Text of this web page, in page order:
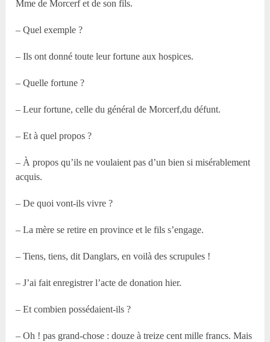
Mme de Morcerf et de son fils.
– Quel exemple ?
– Ils ont donné toute leur fortune aux hospices.
– Quelle fortune ?
– Leur fortune, celle du général de Morcerf,du défunt.
– Et à quel propos ?
– À propos qu’ils ne voulaient pas d’un bien si misérablement
acquis.
– De quoi vont-ils vivre ?
– La mère se retire en province et le fils s’engage.
– Tiens, tiens, dit Danglars, en voilà des scrupules !
– J’ai fait enregistrer l’acte de donation hier.
– Et combien possédaient-ils ?
– Oh ! pas grand-chose : douze à treize cent mille francs. Mais